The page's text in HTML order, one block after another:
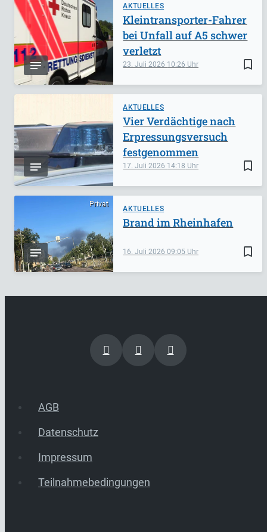
AKTUELLES
bookmark_border
23. Juli 2026 10:26
Kleintransporter-Fahrer
bei Unfall auf A5 schwer
verletzt
AKTUELLES
bookmark_border
17. Juli 2026 14:18
Vier Verdächtige nach
Erpressungsversuch
festgenommen
Privat
AKTUELLES
bookmark_border
16. Juli 202609:05
Brand im Rheinhafen
AGB
Datenschutz
Impressum
Teilnahmebedingungen